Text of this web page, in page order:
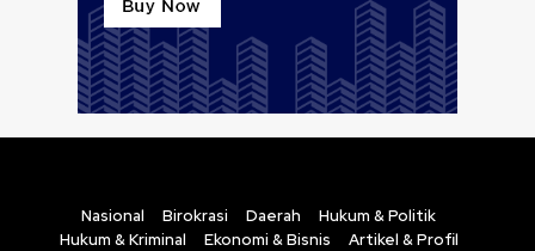
Nasional Birokrasi Daerah
Hukum & Politik
Hukum & Kriminal
Ekonomi & Bisnis
Artikel & Profil